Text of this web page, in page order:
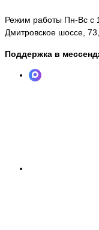
Режим работы Пн-Вс с
Дмитровское шоссе,
Поддержка в